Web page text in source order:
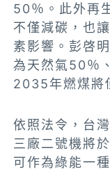
50％。此外再
不僅減碳，也
素影響。彭啓
為天然氣50％
2035年燃煤將
依照法令，台
三廠二號機將
可作為綠能一